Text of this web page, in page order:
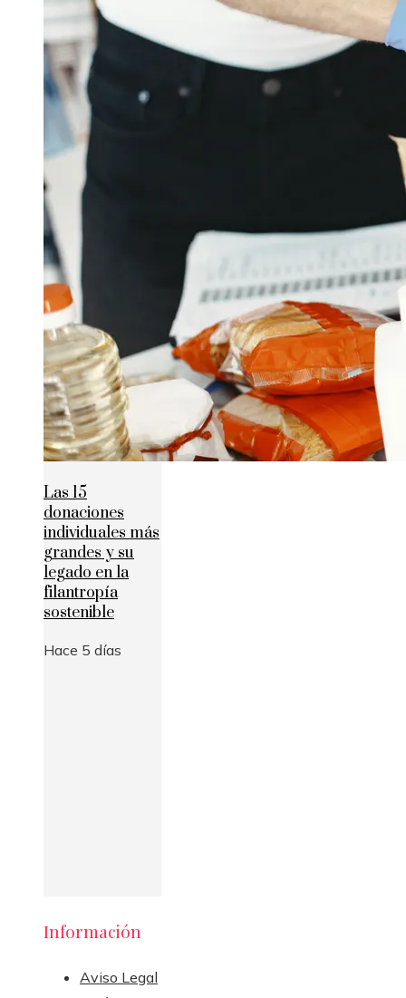
Las 15
donaciones
individuales más
grandes y su
legado en la
filantropía
sostenible
Hace 5 días
Información
Aviso Legal